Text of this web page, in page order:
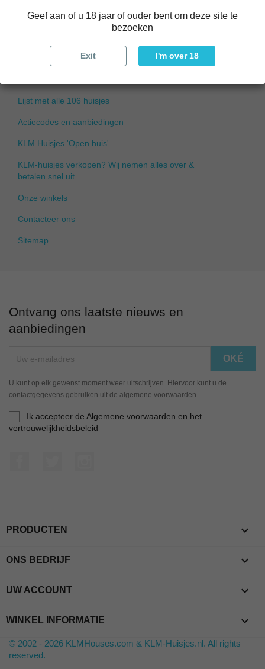
KLM iphone application
KLMHuisjes op de markt
Lijst met alle 106 huisjes
Actiecodes en aanbiedingen
KLM Huisjes 'Open huis'
KLM-huisjes verkopen? Wij nemen alles over &
betalen snel uit
Onze winkels
Contacteer ons
Sitemap
Ontvang ons laatste nieuws en
aanbiedingen
U kunt op elk gewenst moment weer uitschrijven. Hiervoor kunt u de
contactgegevens gebruiken uit de algemene voorwaarden.
Ik accepteer de Algemene voorwaarden en het
vertrouwelijkheidsbeleid
PRODUCTEN 
ONS BEDRIJF 
UW ACCOUNT 
WINKEL INFORMATIE keyboard_arrow_down
Geef aan of u 18 jaar of ouder bent om deze site te
bezoeken
Exit I'm over 18
© 2002 - 2026 KLMHouses.com & KLM-Huisjes.nl. All rights
reserved.